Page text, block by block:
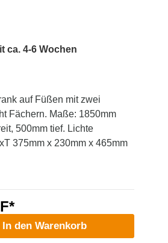
ca. 4-6 Wochen
auf Füßen mit zwei
Fächern. Maße: 1850mm
500mm tief. Lichte
375mm x 230mm x 465mm
In den Warenkorb